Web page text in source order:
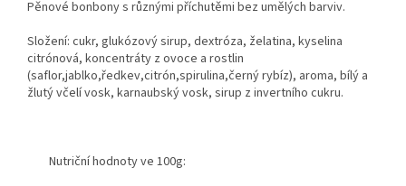
Pěnové bonbony s různými příchutěmi bez umělých barviv.
Složení: cukr, glukózový sirup, dextróza, želatina, kyselina
citrónová, koncentráty z ovoce a rostlin
(saflor,jablko,ředkev,citrón,spirulina,černý rybíz), aroma, bílý a
žlutý včelí vosk, karnaubský vosk, sirup z invertního cukru.
Nutriční hodnoty ve 100g: